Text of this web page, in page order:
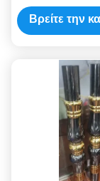
πρόσφυση
Βρείτε την